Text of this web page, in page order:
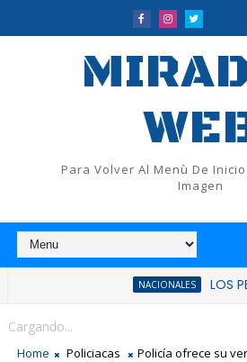
Para Volver Al Menù De
Imagen
LOS
Cargando...
Home Policiacas
Policía ofrece su